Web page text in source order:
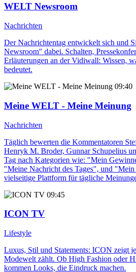
WELT Newsroom
Nachrichten
Der Nachrichtentag entwickelt sich und
Newsroom" dabei. Schalten,
Erläuterungen an der Vidiwall: Wissen,
bedeutet.
09:40
Meine WELT - Meine Meinung
Nachrichten
Täglich bewerten die Kommentatoren
Henryk M. Broder, Gunnar Schupelius
Tag nach Kategorien wie: "Mein
"Meine Nachricht des Tages", und
vielseitige Plattform für tägliche
09:45
ICON TV
Lifestyle
Luxus, Stil und Statements: ICON zeigt
Modewelt zählt. Ob High Fashion oder
kommen Looks, die Eindruck machen.